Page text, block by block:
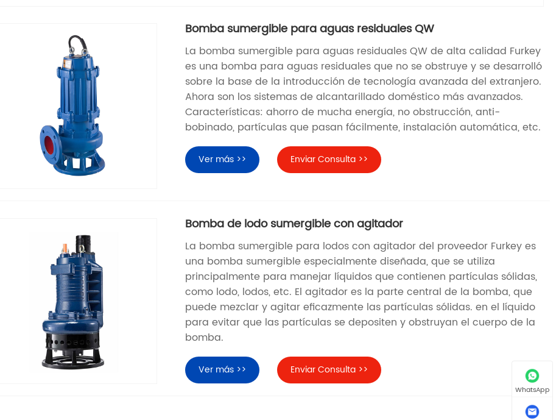
Bomba sumergible para aguas residuales QW
La bomba sumergible para aguas residuales QW de alta calidad Furkey
es una bomba para aguas residuales que no se obstruye y se desarrolló
sobre la base de la introducción de tecnología avanzada del extranjero.
Ahora son los sistemas de alcantarillado doméstico más avanzados.
Características: ahorro de mucha energía, no obstrucción, anti-
bobinado, partículas que pasan fácilmente, instalación automática, etc.
Ver más >> Enviar Consulta >>
Bomba de lodo sumergible con agitador
La bomba sumergible para lodos con agitador del proveedor Furkey es
una bomba sumergible especialmente diseñada, que se utiliza
principalmente para manejar líquidos que contienen partículas sólidas,
como lodo, lodos, etc. El agitador es la parte central de la bomba, que
puede mezclar y agitar eficazmente las partículas sólidas. en el líquido
para evitar que las partículas se depositen y obstruyan el cuerpo de la
bomba.
Ver más >> Enviar Consulta >>
WhatsApp